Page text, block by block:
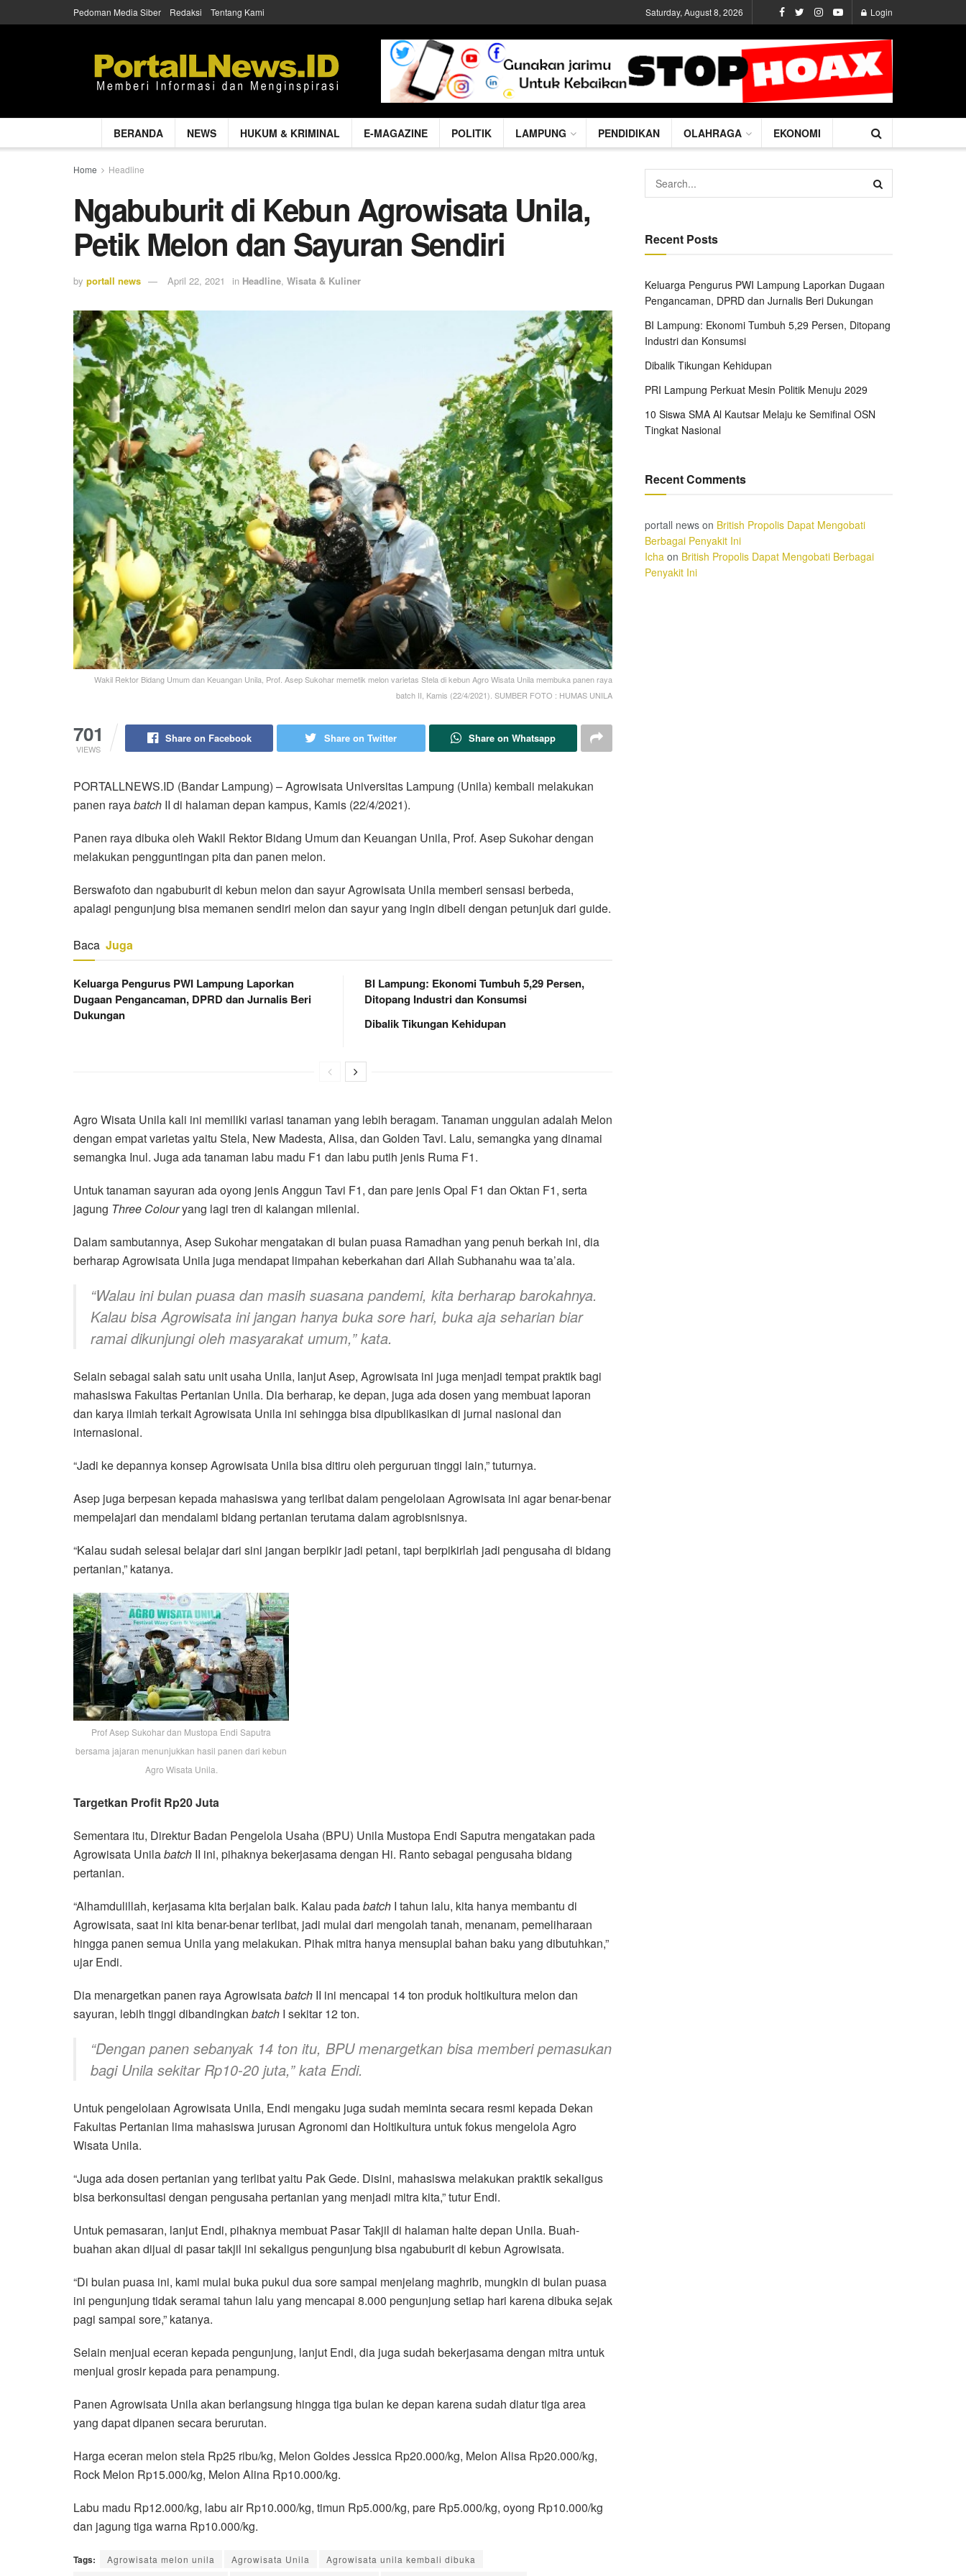
Pedoman Media Siber Redaksi Tentang Kami Saturday, August 8, 2026 Login
BERANDA NEWS HUKUM & KRIMINAL E-MAGAZINE POLITIK LAMPUNG PENDIDIKAN OLAHRAGA EKONOMI
Home Headline
Ngabuburit di Kebun Agrowisata Unila,
Petik Melon dan Sayuran Sendiri
by portall news April 22, 2021 in Headline, Wisata & Kuliner
Wakil Rektor Bidang Umum dan Keuangan Unila, Prof. Asep Sukohar memetik melon varietas Stela di kebun Agro Wisata Unila membuka panen raya
batch II, Kamis (22/4/2021). SUMBER FOTO : HUMAS UNILA
701
VIEWS
Share on Facebook Share on Twitter Share on Whatsapp
PORTALLNEWS.ID (Bandar Lampung) – Agrowisata Universitas Lampung (Unila) kembali melakukan
panen rayabatch II di halaman depan kampus, Kamis (22/4/2021).
Panen raya dibuka oleh Wakil Rektor Bidang Umum dan Keuangan Unila, Prof. Asep Sukohar dengan
melakukan pengguntingan pita dan panen melon.
Berswafoto dan ngabuburit di kebun melon dan sayur Agrowisata Unila memberi sensasi berbeda,
apalagi pengunjung bisa memanen sendiri melon dan sayur yang ingin dibeli dengan petunjuk dari guide.
Baca Juga
Keluarga Pengurus PWI Lampung Laporkan
Dugaan Pengancaman, DPRD dan Jurnalis Beri
Dukungan
BI Lampung: Ekonomi Tumbuh 5,29 Persen,
Ditopang Industri dan Konsumsi
Dibalik Tikungan Kehidupan
Agro Wisata Unila kali ini memiliki variasi tanaman yang lebih beragam. Tanaman unggulan adalah Melon
dengan empat varietas yaitu Stela, New Madesta, Alisa, dan Golden Tavi. Lalu, semangka yang dinamai
semangka Inul. Juga ada tanaman labu madu F1 dan labu putih jenis Ruma F1.
Untuk tanaman sayuran ada oyong jenis Anggun Tavi F1, dan pare jenis Opal F1 dan Oktan F1, serta
jagung Three Colouryang lagi tren di kalangan milenial.
Dalam sambutannya, Asep Sukohar mengatakan di bulan puasa Ramadhan yang penuh berkah ini, dia
berharap Agrowisata Unila juga mendapat limpahan keberkahan dari Allah Subhanahu waa ta’ala.
“Walau ini bulan puasa dan masih suasana pandemi, kita berharap barokahnya.
Kalau bisa Agrowisata ini jangan hanya buka sore hari, buka aja seharian biar
ramai dikunjungi oleh masyarakat umum,” kata.
Selain sebagai salah satu unit usaha Unila, lanjut Asep, Agrowisata ini juga menjadi tempat praktik bagi
mahasiswa Fakultas Pertanian Unila. Dia berharap, ke depan, juga ada dosen yang membuat laporan
dan karya ilmiah terkait Agrowisata Unila ini sehingga bisa dipublikasikan di jurnal nasional dan
internasional.
“Jadi ke depannya konsep Agrowisata Unila bisa ditiru oleh perguruan tinggi lain,” tuturnya.
Asep juga berpesan kepada mahasiswa yang terlibat dalam pengelolaan Agrowisata ini agar benar-benar
mempelajari dan mendalami bidang pertanian terutama dalam agrobisnisnya.
“Kalau sudah selesai belajar dari sini jangan berpikir jadi petani, tapi berpikirlah jadi pengusaha di bidang
pertanian,” katanya.
Prof Asep Sukohar dan Mustopa Endi Saputra
bersama jajaran menunjukkan hasil panen dari kebun
Agro Wisata Unila.
Targetkan Profit Rp20 Juta
Sementara itu, Direktur Badan Pengelola Usaha (BPU) Unila Mustopa Endi Saputra mengatakan pada
Agrowisata Unilabatch II ini, pihaknya bekerjasama dengan Hi. Ranto sebagai pengusaha bidang
pertanian.
“Alhamdulillah, kerjasama kita berjalan baik. Kalau padabatch I tahun lalu, kita hanya membantu di
Agrowisata, saat ini kita benar-benar terlibat, jadi mulai dari mengolah tanah, menanam, pemeliharaan
hingga panen semua Unila yang melakukan. Pihak mitra hanya mensuplai bahan baku yang dibutuhkan,”
ujar Endi.
Dia menargetkan panen raya Agrowisatabatch II ini mencapai 14 ton produk holtikultura melon dan
sayuran, lebih tinggi dibandingkan batch I sekitar 12 ton.
“Dengan panen sebanyak 14 ton itu, BPU menargetkan bisa memberi pemasukan
bagi Unila sekitar Rp10-20 juta,” kata Endi.
Untuk pengelolaan Agrowisata Unila, Endi mengaku juga sudah meminta secara resmi kepada Dekan
Fakultas Pertanian lima mahasiswa jurusan Agronomi dan Holtikultura untuk fokus mengelola Agro
Wisata Unila.
“Juga ada dosen pertanian yang terlibat yaitu Pak Gede. Disini, mahasiswa melakukan praktik sekaligus
bisa berkonsultasi dengan pengusaha pertanian yang menjadi mitra kita,” tutur Endi.
Untuk pemasaran, lanjut Endi, pihaknya membuat Pasar Takjil di halaman halte depan Unila. Buah-
buahan akan dijual di pasar takjil ini sekaligus pengunjung bisa ngabuburit di kebun Agrowisata.
“Di bulan puasa ini, kami mulai buka pukul dua sore sampai menjelang maghrib, mungkin di bulan puasa
ini pengunjung tidak seramai tahun lalu yang mencapai 8.000 pengunjung setiap hari karena dibuka sejak
pagi sampai sore,” katanya.
Selain menjual eceran kepada pengunjung, lanjut Endi, dia juga sudah bekerjasama dengan mitra untuk
menjual grosir kepada para penampung.
Panen Agrowisata Unila akan berlangsung hingga tiga bulan ke depan karena sudah diatur tiga area
yang dapat dipanen secara berurutan.
Harga eceran melon stela Rp25 ribu/kg, Melon Goldes Jessica Rp20.000/kg, Melon Alisa Rp20.000/kg,
Rock Melon Rp15.000/kg, Melon Alina Rp10.000/kg.
Labu madu Rp12.000/kg, labu air Rp10.000/kg, timun Rp5.000/kg, pare Rp5.000/kg, oyong Rp10.000/kg
dan jagung tiga warna Rp10.000/kg.
Tags: Agrowisata melon unila Agrowisata Unila
Agrowisata unila kembali dibuka
Recent Posts
Keluarga Pengurus PWI Lampung Laporkan Dugaan
Pengancaman, DPRD dan Jurnalis Beri Dukungan
BI Lampung: Ekonomi Tumbuh 5,29 Persen, Ditopang
Industri dan Konsumsi
Dibalik Tikungan Kehidupan
PRI Lampung Perkuat Mesin Politik Menuju 2029
10 Siswa SMA Al Kautsar Melaju ke Semifinal OSN
Tingkat Nasional
Recent Comments
portall news on British Propolis Dapat Mengobati
Berbagai Penyakit Ini
Icha on British Propolis Dapat Mengobati Berbagai
Penyakit Ini